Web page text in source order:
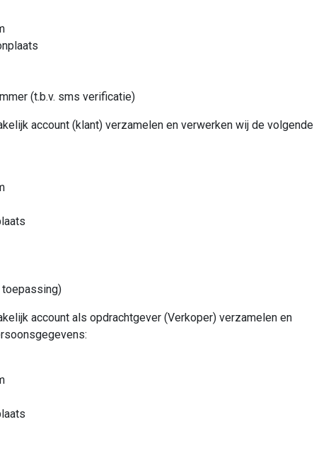
(t.b.v. sms verificatie)
account (klant) verzamelen en verwerken wij de volgende
toepassing)
account als opdrachtgever (Verkoper) verzamelen en